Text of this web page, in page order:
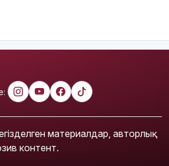
материалдар, авторлық
контент.